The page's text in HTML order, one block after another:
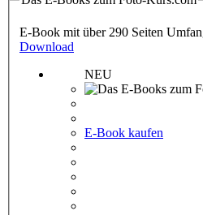
Download
NEU
E-Book kaufen